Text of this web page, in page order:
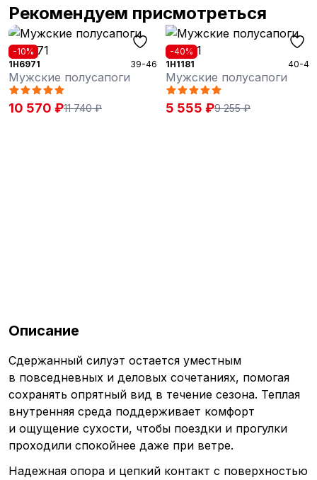
Рекомендуем присмотреться
-10%
1H6971
39-46
Мужские полусапоги
10 570 ₽11 740 ₽
-40%
1H1181
40-45
Мужские полусапоги
5 555 ₽9 255 ₽
Описание
Сдержанный силуэт остается уместным
в повседневных и деловых сочетаниях, помогая
сохранять опрятный вид в течение сезона. Теплая
внутренняя среда поддерживает комфорт
и ощущение сухости, чтобы поездки и прогулки
проходили спокойнее даже при ветре.
Надежная опора и цепкий контакт с поверхностью